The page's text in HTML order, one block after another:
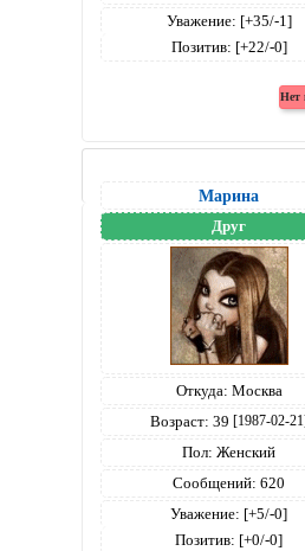
Уважение: [+35/-1]
Позитив: [+22/-0]
Марина
Друг
Откуда: Москва
Возраст: 39 [1987-02-21]
Пол: Женский
Сообщений: 620
Уважение: [+5/-0]
Позитив: [+0/-0]